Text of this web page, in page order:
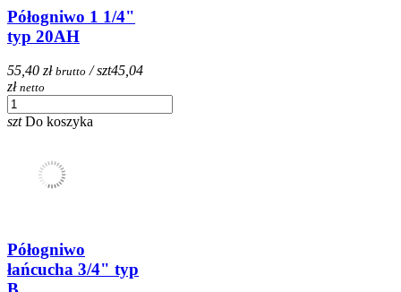
Półogniwo 1 1/4"
typ 20AH
55,40 zł brutto / szt45,04
zł netto
szt Do koszyka
Półogniwo
łańcucha 3/4" typ